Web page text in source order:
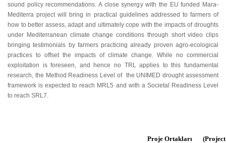
sound policy recommendations. A close synergy with the EU funded Mara-
Mediterra project will bring in practical guidelines addressed to farmers of
how to better assess, adapt and ultimately cope with the impacts of droughts
under Mediterranean climate change conditions through short video clips
bringing testimonials by farmers practicing already proven agro-ecological
practices to offset the impacts of climate change. While no commercial
exploitation is foreseen, and hence no TRL applies to this fundamental
research, the Method Readiness Level of the UNIMED drought assessment
framework is expected to reach MRL5 and with a Societal Readiness Level
to reach SRL7.
Proje Ortakları (Project